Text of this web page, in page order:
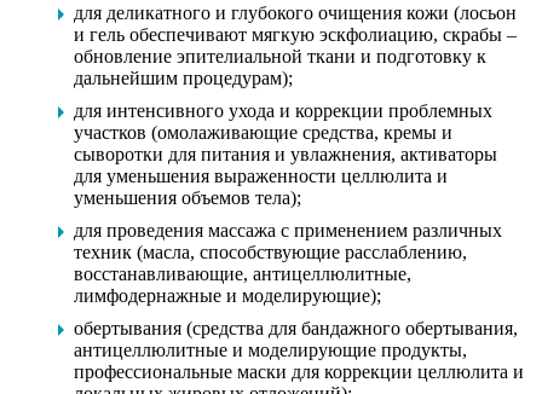
для деликатного и глубокого очищения кожи (лосьон
и гель обеспечивают мягкую эскфолиацию, скрабы –
обновление эпителиальной ткани и подготовку к
дальнейшим процедурам);
для интенсивного ухода и коррекции проблемных
участков (омолаживающие средства, кремы и
сыворотки для питания и увлажнения, активаторы
для уменьшения выраженности целлюлита и
уменьшения объемов тела);
для проведения массажа с применением различных
техник (масла, способствующие расслаблению,
восстанавливающие, антицеллюлитные,
лимфодернажные и моделирующие);
обертывания (средства для бандажного обертывания,
антицеллюлитные и моделирующие продукты,
профессиональные маски для коррекции целлюлита и